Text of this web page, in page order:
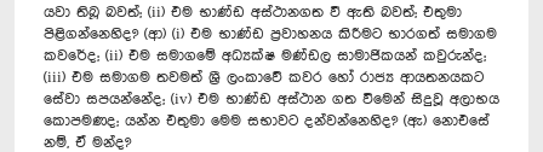
යවා තිබූ බවත්; (ii) එම භාණ්ඩ අස්ථානගත වී ඇති බවත්;‍‍ එතුමා
පිළිගන්නෙහිද? (ආ) (i) එම භාණ්ඩ ප්‍රවාහනය කිරීමට භාරගත් සමාගම
කවරේද; (ii) එම සමාගමේ අධ්‍යක්ෂ මණ්ඩල සාමාජිකයන් කවුරුන්ද;
(iii) එම සමාගම තවමත් ශ්‍රී ලංකාවේ කවර හෝ රාජ්‍ය ආයතනයකට
සේවා සපයන්නේද; (iv) එම භාණ්ඩ අස්ථාන ගත විමෙන් සිදුවූ අලාභය
කොපමණද; යන්න එතුමා මෙම සභාවට දන්වන්නෙහිද? (ඇ) නොඑසේ
නම්, ඒ මන්ද?